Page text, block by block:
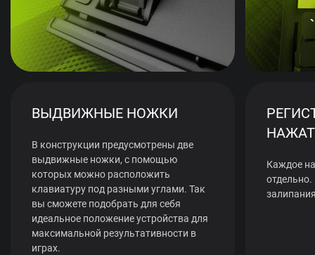
ВЫДВИЖНЫЕ НОЖКИ
В конструкции предусмотрены две
выдвижные ножки, с помощью
которых можно расположить
клавиатуру под разными углами. Так
вы сможете подобрать для себя
идеальное положение устройства для
максимальной результативности в
играх.
Каждое